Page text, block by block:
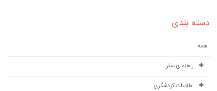
دسته بندی
همه
راهنمای سفر
اطلاعات گردشگری